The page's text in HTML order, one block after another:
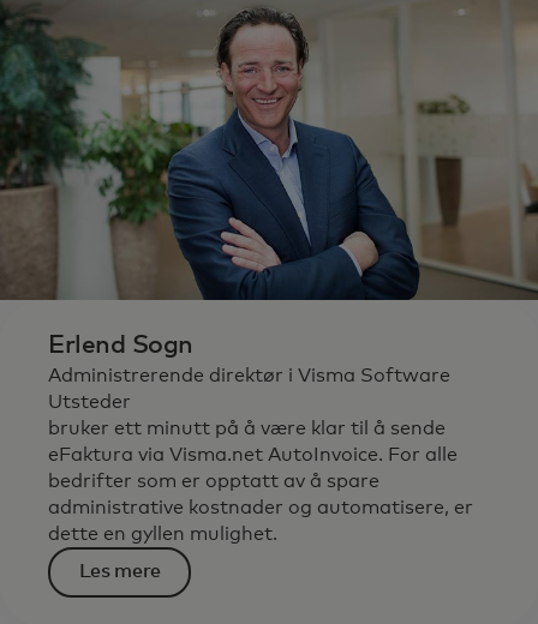
Erlend Sogn
Administrerende direktør i Visma Software
Utsteder
bruker ett minutt på å være klar til å sende
eFaktura via Visma.net AutoInvoice. For alle
bedrifter som er opptatt av å spare
administrative kostnader og automatisere, er
dette en gyllen mulighet.
Les mere